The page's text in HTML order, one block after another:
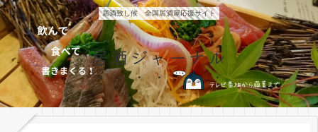
居酒致し候 全国居酒屋応援サイト
居酒ジャーナル